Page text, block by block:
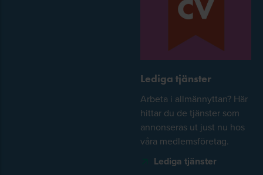
Lediga tjänster
Arbeta i allmännyttan? Här
hittar du de tjänster som
annonseras ut just nu hos
våra medlemsföretag.
Lediga tjänster